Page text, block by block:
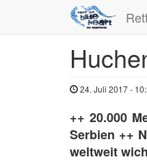
24. Juli 2017 -
++ 20.000
Serbien ++
weltweit